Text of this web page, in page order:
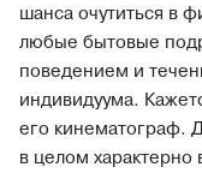
шанса очутиться в
любые бытовые
поведением и
индивидуума.
его кинематограф.
в целом